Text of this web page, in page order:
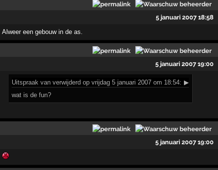
5 januari 2007 18:58
Alweer een gebouw in de as.
5 januari 2007 19:00
Uitspraak van verwijderd op vrijdag 5 januari 2007 om 18:54: ▶
wat is de fun?
5 januari 2007 19:00